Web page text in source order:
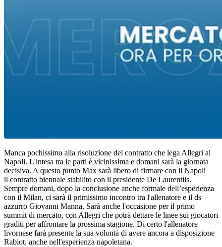
Manca pochissimo alla risoluzione del contratto che lega Allegri al
Napoli. L'intesa tra le parti è vicinissima e domani sarà la giornata
decisiva. A questo punto Max sarà libero di firmare con il Napoli
il contratto biennale stabilito con il presidente De Laurentiis.
Sempre domani, dopo la conclusione anche formale dell’esperienza
con il Milan, ci sarà il primissimo incontro tra l'allenatore e il ds
azzurro Giovanni Manna. Sarà anche l'occasione per il primo
summit di mercato, con Allegri che potrà dettare le linee sui giocatori
graditi per affrontare la prossima stagione. Di certo l'allenatore
livornese farà presente la sua volontà di avere ancora a disposizione
Rabiot, anche nell'esperienza napoletana.